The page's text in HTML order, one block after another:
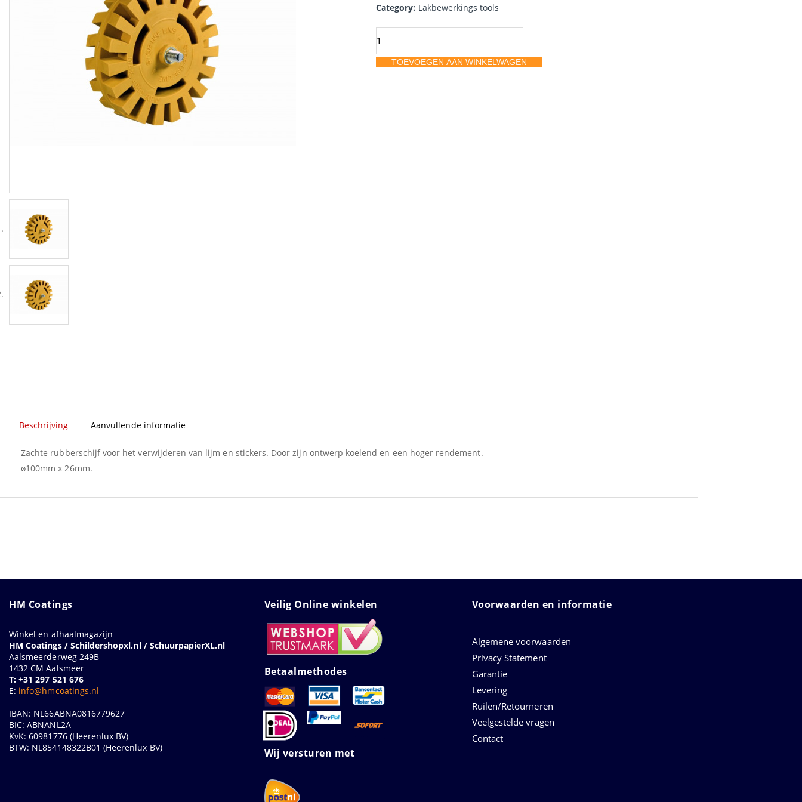
Category: Lakbewerkings tools
coolTOEVOEGEN AAN WINKELWAGEN
Beschrijving Aanvullende informatie
Zachte rubberschijf voor het verwijderen van lijm en stickers. Door zijn ontwerp koelend en een hoger rendement.
ø100mm x 26mm.
HM Coatings
Winkel en afhaalmagazijn
HM Coatings / Schildershopxl.nl / SchuurpapierXL.nl
Aalsmeerderweg 249B
1432 CM Aalsmeer
T: +31 297 521 676
E: info@hmcoatings.nl
IBAN: NL66ABNA0816779627
BIC: ABNANL2A
KvK: 60981776 (Heerenlux BV)
BTW: NL854148322B01 (Heerenlux BV)
Veilig Online winkelen
Betaalmethodes
Wij versturen met
Voorwaarden en informatie
Algemene voorwaarden
Privacy Statement
Garantie
Levering
Ruilen/Retourneren
Veelgestelde vragen
Contact